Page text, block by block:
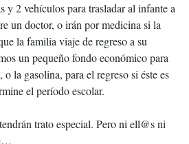
y 2 vehículos para trasladar al infante a
un doctor, o irán por medicina si la
la familia viaje de regreso a su
un pequeño fondo económico para
la gasolina, para el regreso si éste es
el período escolar.
trato especial. Pero ni ell@s ni